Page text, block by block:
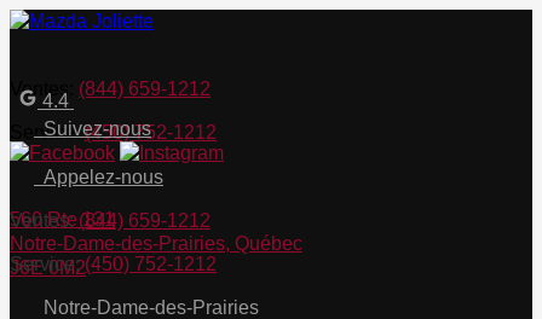
Ventes: (844) 659-1212
Service:(450) 752-1212
560 Rte 131
Notre-Dame-des-Prairies, Québec
J6E 0M2
4.4
Suivez-nous
Appelez-nous
Ventes:(844) 659-1212
Service:(450) 752-1212
Notre-Dame-des-Prairies